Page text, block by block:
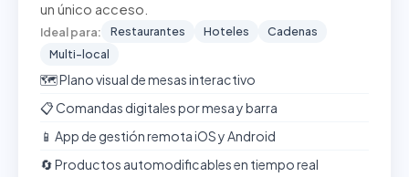
un único acceso.
Ideal para: Restaurantes Hoteles
Cadenas
Multi-local
🗺️ Plano visual de mesas interactivo
📋 Comandas digitales por mesa y barra
📱 App de gestión remota iOS y Android
🔄 Productos automodificables en tiempo real